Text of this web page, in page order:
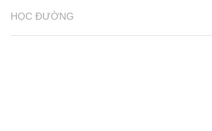
HỌC ĐƯỜNG